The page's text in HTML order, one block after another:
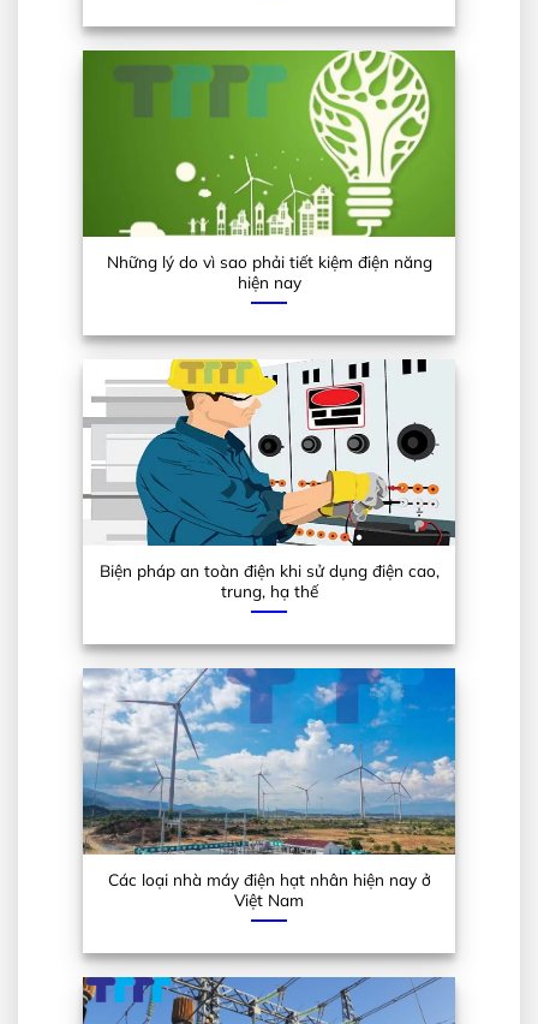
Những lý do vì sao phải tiết kiệm điện năng
hiện nay
Biện pháp an toàn điện khi sử dụng điện cao,
trung, hạ thế
Các loại nhà máy điện hạt nhân hiện nay ở
Việt Nam